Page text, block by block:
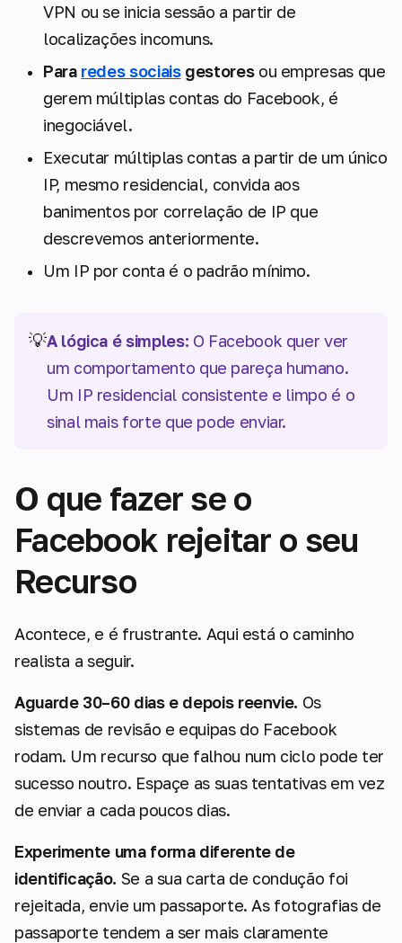
VPN ou se inicia sessão a partir de
localizações incomuns.
Para redes sociaisgestoresou empresas que
gerem múltiplas contas do Facebook, é
inegociável.
Executar múltiplas contas a partir de um único
IP, mesmo residencial, convida aos
banimentos por correlação de IP que
descrevemos anteriormente.
Um IP por conta é o padrão mínimo.
💡A lógica é simples: O Facebook quer ver
um comportamento que pareça humano.
Um IP residencial consistente e limpo é o
sinal mais forte que pode enviar.
O que fazer se o
Facebook rejeitar o seu
Recurso
Acontece, e é frustrante. Aqui está o caminho
realista a seguir.
Aguarde 30–60 dias e depois reenvie. Os
sistemas de revisão e equipas do Facebook
rodam. Um recurso que falhou num ciclo pode ter
sucesso noutro. Espaçe as suas tentativas em vez
de enviar a cada poucos dias.
Experimente uma forma diferente de
identificação. Se a sua carta de condução foi
rejeitada, envie um passaporte. As fotografias de
passaporte tendem a ser mais claramente